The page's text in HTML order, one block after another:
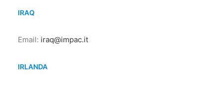
IRAQ
Email: iraq@impac.it
IRLANDA